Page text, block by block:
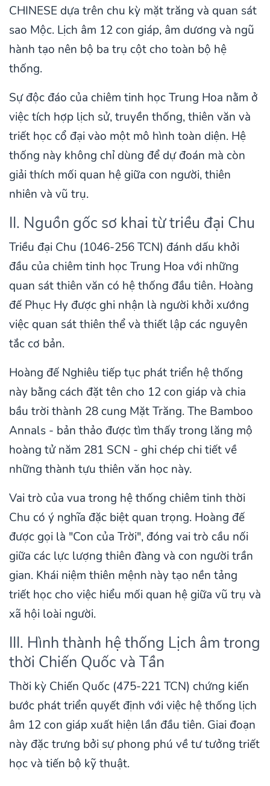
CHINESE dựa trên chu kỳ mặt trăng và quan sát
sao Mộc. Lịch âm 12 con giáp, âm dương và ngũ
hành tạo nên bộ ba trụ cột cho toàn bộ hệ
thống.
Sự độc đáo của chiêm tinh học Trung Hoa nằm ở
việc tích hợp lịch sử, truyền thống, thiên văn và
triết học cổ đại vào một mô hình toàn diện. Hệ
thống này không chỉ dùng để dự đoán mà còn
giải thích mối quan hệ giữa con người, thiên
nhiên và vũ trụ.
II. Nguồn gốc sơ khai từ triều đại Chu
Triều đại Chu (1046-256 TCN) đánh dấu khởi
đầu của chiêm tinh học Trung Hoa với những
quan sát thiên văn có hệ thống đầu tiên. Hoàng
đế Phục Hy được ghi nhận là người khởi xướng
việc quan sát thiên thể và thiết lập các nguyên
tắc cơ bản.
Hoàng đế Nghiêu tiếp tục phát triển hệ thống
này bằng cách đặt tên cho 12 con giáp và chia
bầu trời thành 28 cung Mặt Trăng. The Bamboo
Annals - bản thảo được tìm thấy trong lăng mộ
hoàng tử năm 281 SCN - ghi chép chi tiết về
những thành tựu thiên văn học này.
Vai trò của vua trong hệ thống chiêm tinh thời
Chu có ý nghĩa đặc biệt quan trọng. Hoàng đế
được gọi là "Con của Trời", đóng vai trò cầu nối
giữa các lực lượng thiên đàng và con người trần
gian. Khái niệm thiên mệnh này tạo nền tảng
triết học cho việc hiểu mối quan hệ giữa vũ trụ và
xã hội loài người.
III. Hình thành hệ thống Lịch âm trong
thời Chiến Quốc và Tần
Thời kỳ Chiến Quốc (475-221 TCN) chứng kiến
bước phát triển quyết định với việc hệ thống lịch
âm 12 con giáp xuất hiện lần đầu tiên. Giai đoạn
này đặc trưng bởi sự phong phú về tư tưởng triết
học và tiến bộ kỹ thuật.